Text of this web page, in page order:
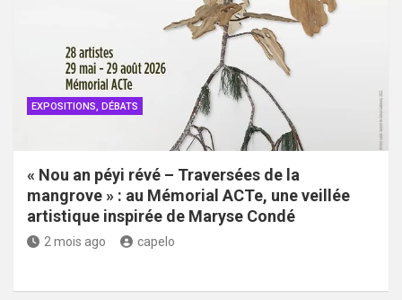
EXPOSITIONS, DÉBATS
« Nou an péyi révé – Traversées de la
mangrove » : au Mémorial ACTe, une veillée
artistique inspirée de Maryse Condé
2 mois ago capelo